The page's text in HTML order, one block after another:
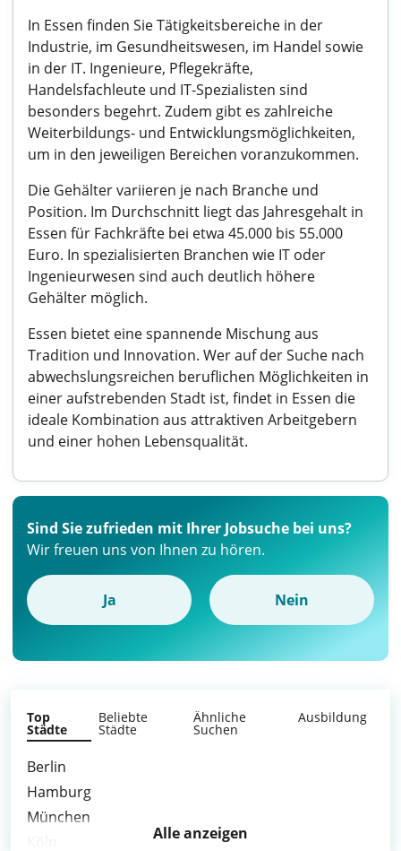
In Essen finden Sie Tätigkeitsbereiche in der
Industrie, im Gesundheitswesen, im Handel sowie
in der IT. Ingenieure, Pflegekräfte,
Handelsfachleute und IT-Spezialisten sind
besonders begehrt. Zudem gibt es zahlreiche
Weiterbildungs- und Entwicklungsmöglichkeiten,
um in den jeweiligen Bereichen voranzukommen.
Die Gehälter variieren je nach Branche und
Position. Im Durchschnitt liegt das Jahresgehalt in
Essen für Fachkräfte bei etwa 45.000 bis 55.000
Euro. In spezialisierten Branchen wie IT oder
Ingenieurwesen sind auch deutlich höhere
Gehälter möglich.
Essen bietet eine spannende Mischung aus
Tradition und Innovation. Wer auf der Suche nach
abwechslungsreichen beruflichen Möglichkeiten in
einer aufstrebenden Stadt ist, findet in Essen die
ideale Kombination aus attraktiven Arbeitgebern
und einer hohen Lebensqualität.
Sind Sie zufrieden mit Ihrer Jobsuche bei uns?
Wir freuen uns von Ihnen zu hören.
Ja Nein
Top
Städte
Beliebte
Städte
Ähnliche
Suchen
Ausbildung
Berlin
Hamburg
München
Alle anzeigen